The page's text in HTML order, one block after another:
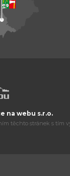
na webu s.r.o.
těchto stránek s tím